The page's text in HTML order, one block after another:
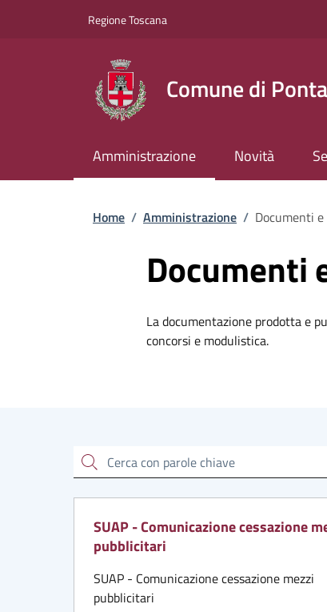
Regione ToscanaSlim top
Comune di
Amministrazione Novità
Briciole di pane
Home / Amministrazione / Documenti
Documenti
La documentazione prodotta e
concorsi e modulistica.
Cerca
SUAP - Comunicazione cessazione
pubblicitari
SUAP - Comunicazione cessazione mezzi
pubblicitari